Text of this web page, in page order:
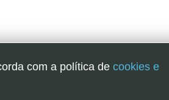
com a política de cookies e